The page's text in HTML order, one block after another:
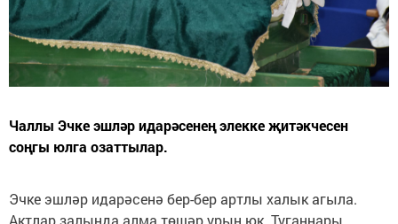
Чаллы Эчке эшләр идарәсенең элекке җитәкчесен
соңгы юлга озаттылар.
Эчке эшләр идарәсенә бер-бер артлы халык агыла.
Актлар залында алма төшәр урын юк. Туганнары,